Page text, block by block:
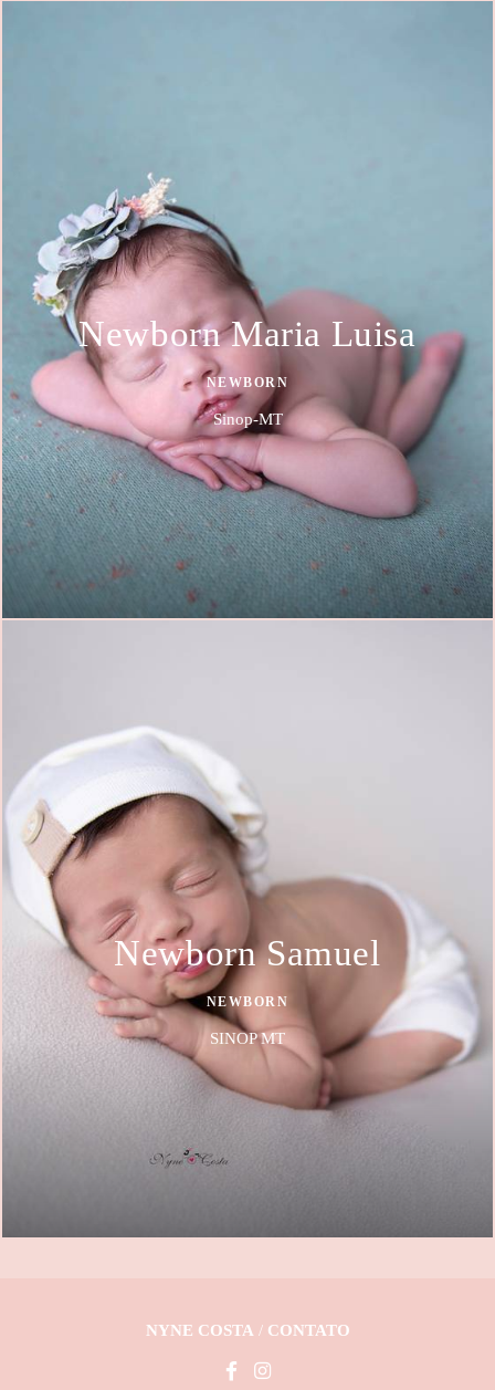
Newborn Maria Luisa
NEWBORN
Sinop-MT
Newborn Samuel
NEWBORN
SINOP MT
NYNE COSTA / CONTATO